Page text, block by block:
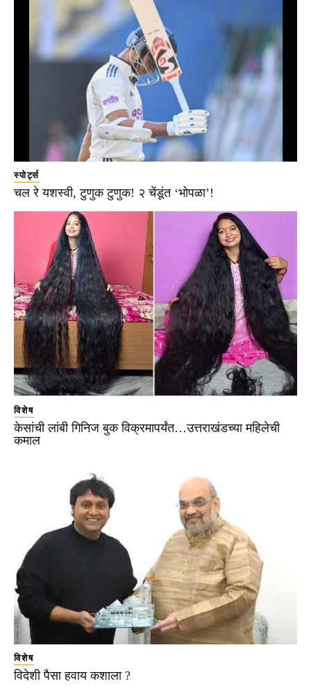
स्पोर्ट्स
चल रे यशस्वी, टुणुक टुणुक! २ चेंडूंत ‘भोपळा’!
विशेष
केसांची लांबी गिनिज बुक विक्रमापर्यंत…उत्तराखंडच्या महिलेची
कमाल
विशेष
विदेशी पैसा हवाय कशाला ?